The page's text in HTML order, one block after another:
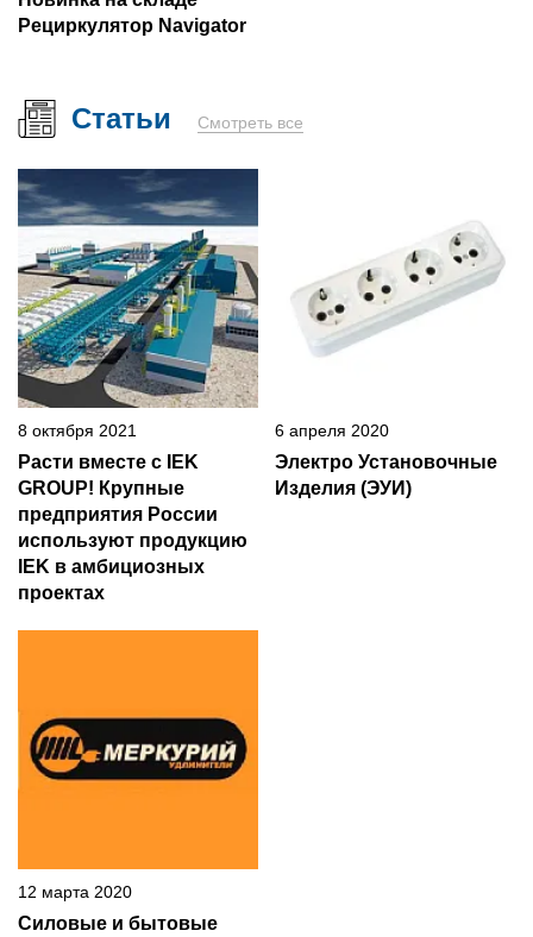
Рециркулятор Navigator
Статьи Смотреть все
8 октября 2021
Расти вместе с IEK
GROUP! Крупные
предприятия России
используют продукцию
IEK в амбициозных
проектах
6 апреля 2020
Электро Установочные
Изделия (ЭУИ)
12 марта 2020
Силовые и бытовые